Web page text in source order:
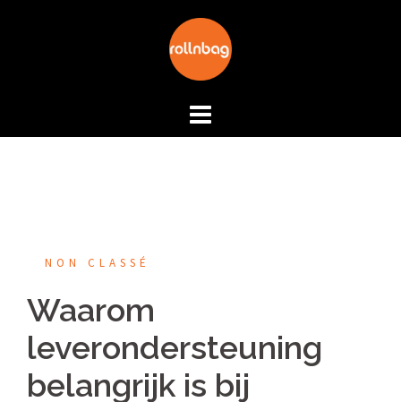
NON CLASSÉ
Waarom
leverondersteuning
belangrijk is bij